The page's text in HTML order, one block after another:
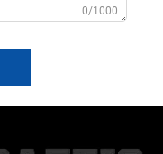
0/1000